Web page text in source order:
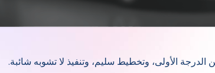
الأولى، وتخطيط سليم، وتنفيذ لا تشوبه شائبة.